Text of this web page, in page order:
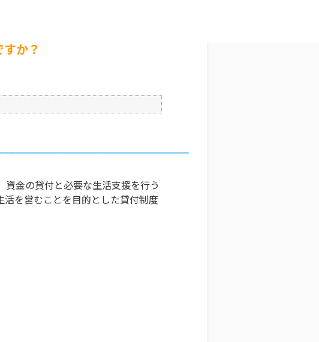
か？
金の貸付と必要な生活支援を行う
を営むことを目的とした貸付制度